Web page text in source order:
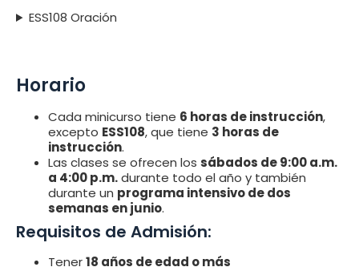
ESS108 Oración
Horario
Cada minicurso tiene 6 horas de instrucción,
excepto ESS108, que tiene 3 horas de
instrucción.
Las clases se ofrecen los sábados de 9:00 a.m.
a 4:00 p.m.durante todo el año y también
durante un programa intensivo de dos
semanas en junio.
Requisitos de Admisión:
Tener18 años de edad o más